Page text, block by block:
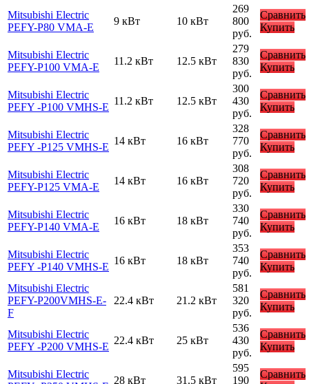
Mitsubishi Electric
PEFY-P80 VMA-E
9 кВт 10 кВт
269
800
руб.
Сравнить
Купить
Mitsubishi Electric
PEFY-P100 VMA-E
11.2 кВт 12.5 кВт
279
830
руб.
Сравнить
Купить
Mitsubishi Electric
PEFY -P100 VMHS-E
11.2 кВт 12.5 кВт
300
430
руб.
Сравнить
Купить
Mitsubishi Electric
PEFY -P125 VMHS-E
14 кВт 16 кВт
328
770
руб.
Сравнить
Купить
Mitsubishi Electric
PEFY-P125 VMA-E
14 кВт 16 кВт
308
720
руб.
Сравнить
Купить
Mitsubishi Electric
PEFY-P140 VMA-E
16 кВт 18 кВт
330
740
руб.
Сравнить
Купить
Mitsubishi Electric
PEFY -P140 VMHS-E
16 кВт 18 кВт
353
740
руб.
Сравнить
Купить
Mitsubishi Electric
PEFY-P200VMHS-E-
F
22.4 кВт 21.2 кВт
581
320
руб.
Сравнить
Купить
Mitsubishi Electric
PEFY -P200 VMHS-E
22.4 кВт 25 кВт
536
430
руб.
Сравнить
Купить
Mitsubishi Electric
28 кВт 31.5 кВт
595
190
Сравнить